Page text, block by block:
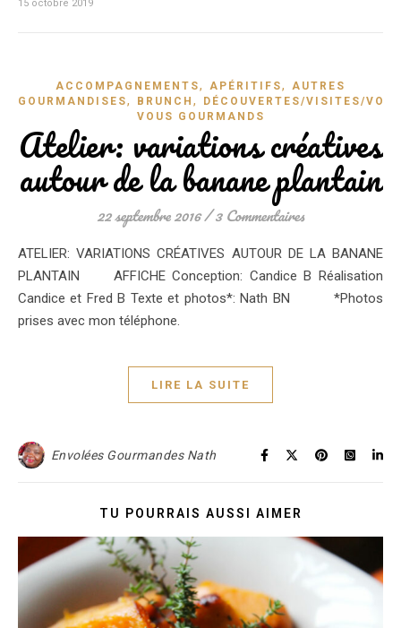
15 octobre 2019
ACCOMPAGNEMENTS, APÉRITIFS,
AUTRES
GOURMANDISES, BRUNCH ,
DÉCOUVERTES/VISITES/
VOUS GOURMANDS
Atelier: variations créatives
autour de la banane plantain
22 septembre 2016/3 Commentaires
ATELIER: VARIATIONS CRÉATIVES AUTOUR DE LA BANANE
PLANTAIN AFFICHE Conception: Candice B Réalisation
Candice et Fred B Texte et photos*: Nath BN *Photos
prises avec mon téléphone.
LIRE LA SUITE
Envolées Gourmandes Nath
TU POURRAIS AUSSI AIMER